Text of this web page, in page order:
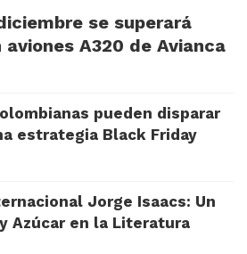
se superará
A320 de Avianca
pueden disparar
estrategia Black Friday
Jorge Isaacs: Un
Azúcar en la Literatura